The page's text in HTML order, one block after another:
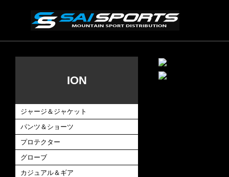
ION
ジャージ＆ジャケット
パンツ＆ショーツ
プロテクター
グローブ
カジュアル＆ギア